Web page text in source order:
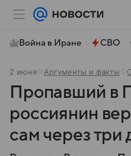
Война в Иране СВО
2 июня Аргументы и факты
Пропавший в
россиянин
сам через три